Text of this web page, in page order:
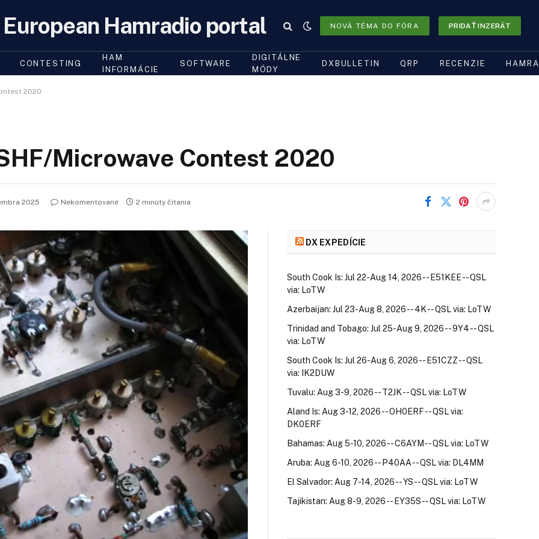
European Hamradio portal NOVÁ TÉMA DO FÓRA PRIDAŤ INZERÁT
CONTESTING
HAM
INFORMÁCIE
SOFTWARE
DIGITÁLNE
MÓDY
DXBULLETIN QRP RECENZIE
2020
Microwave Contest 2020
2025 Nekomentované 2 minúty čítania
DX EXPEDÍCIE
South Cook Is: Jul 22-Aug 14, 2026 -- E51KEE -- QSL
via: LoTW
Azerbaijan: Jul 23-Aug 8, 2026 -- 4K -- QSL via: LoTW
Trinidad and Tobago: Jul 25-Aug 9, 2026 -- 9Y4 -- QSL
via: LoTW
South Cook Is: Jul 26-Aug 6, 2026 -- E51CZZ -- QSL
via: IK2DUW
Tuvalu: Aug 3-9, 2026 -- T2JK -- QSL via: LoTW
Aland Is: Aug 3-12, 2026 -- OH0ERF -- QSL via:
DK0ERF
Bahamas: Aug 5-10, 2026 -- C6AYM -- QSL via: LoTW
Aruba: Aug 6-10, 2026 -- P40AA -- QSL via: DL4MM
El Salvador: Aug 7-14, 2026 -- YS -- QSL via: LoTW
Tajikistan: Aug 8-9, 2026 -- EY35S -- QSL via: LoTW